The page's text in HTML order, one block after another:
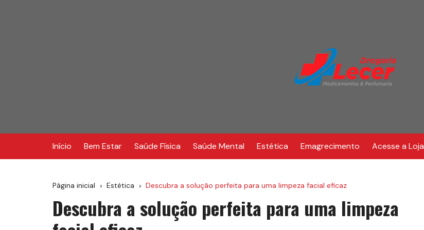
Início Bem Estar Saúde Física Saúde Mental Estética Emagrecimento Acesse a Loja
Página inicial Estética Descubra a solução perfeita para uma limpeza facial eficaz
Descubra a solução perfeita para uma limpeza